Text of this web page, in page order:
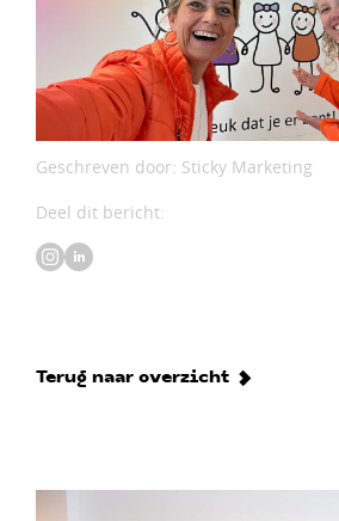
Geschreven door: Sticky Marketing
Deel dit bericht:
Terug naar overzicht